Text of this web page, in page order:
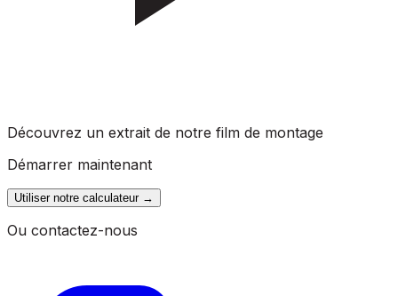
Découvrez un extrait de notre film de montage
Démarrer maintenant
Utiliser notre calculateur→
Ou contactez-nous